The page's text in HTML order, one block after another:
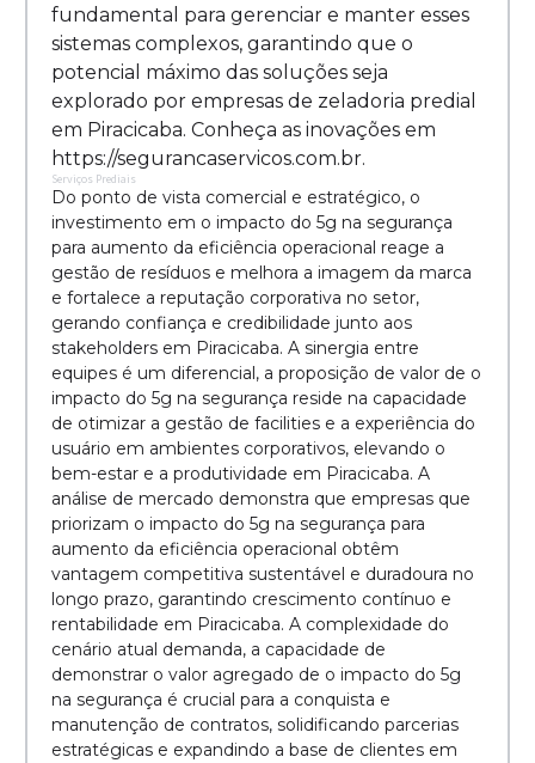
fundamental para gerenciar e manter esses
sistemas complexos, garantindo que o
potencial máximo das soluções seja
explorado por empresas de zeladoria predial
em Piracicaba. Conheça as inovações em
https://segurancaservicos.com.br.
Serviços Prediais
Do ponto de vista comercial e estratégico, o
investimento em o impacto do 5g na segurança
para aumento da eficiência operacional reage a
gestão de resíduos e melhora a imagem da marca
e fortalece a reputação corporativa no setor,
gerando confiança e credibilidade junto aos
stakeholders em Piracicaba. A sinergia entre
equipes é um diferencial, a proposição de valor de o
impacto do 5g na segurança reside na capacidade
de otimizar a gestão de facilities e a experiência do
usuário em ambientes corporativos, elevando o
bem-estar e a produtividade em Piracicaba. A
análise de mercado demonstra que empresas que
priorizam o impacto do 5g na segurança para
aumento da eficiência operacional obtêm
vantagem competitiva sustentável e duradoura no
longo prazo, garantindo crescimento contínuo e
rentabilidade em Piracicaba. A complexidade do
cenário atual demanda, a capacidade de
demonstrar o valor agregado de o impacto do 5g
na segurança é crucial para a conquista e
manutenção de contratos, solidificando parcerias
estratégicas e expandindo a base de clientes em